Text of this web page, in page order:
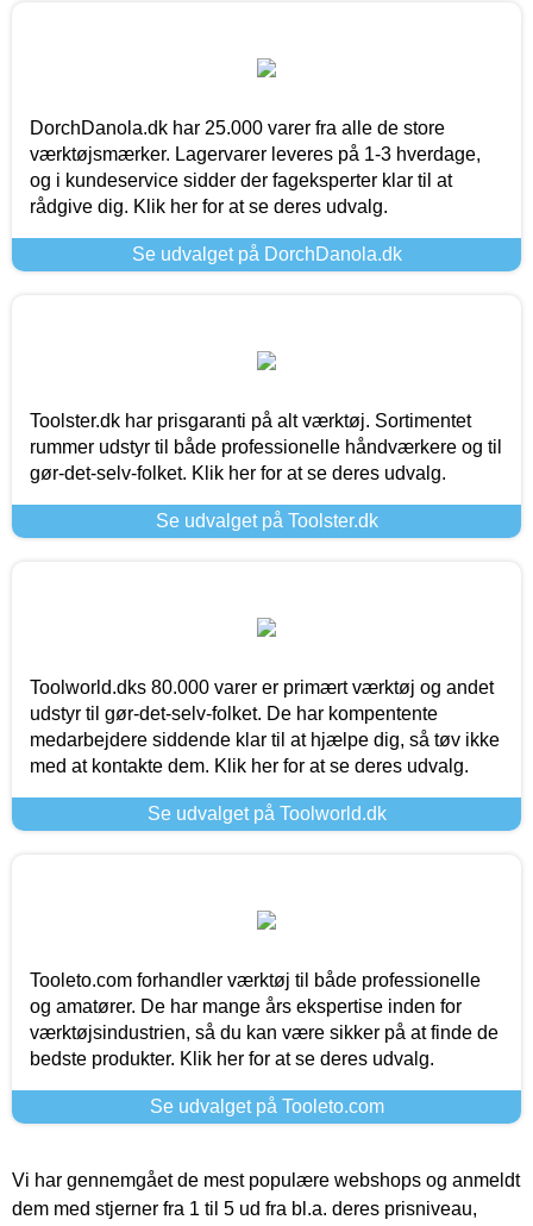
DorchDanola.dk har 25.000 varer fra alle de store
værktøjsmærker. Lagervarer leveres på 1-3 hverdage,
og i kundeservice sidder der fageksperter klar til at
rådgive dig. Klik her for at se deres udvalg.
Se udvalget på DorchDanola.dk
Toolster.dk har prisgaranti på alt værktøj. Sortimentet
rummer udstyr til både professionelle håndværkere og til
gør-det-selv-folket. Klik her for at se deres udvalg.
Se udvalget på Toolster.dk
Toolworld.dks 80.000 varer er primært værktøj og andet
udstyr til gør-det-selv-folket. De har kompentente
medarbejdere siddende klar til at hjælpe dig, så tøv ikke
med at kontakte dem. Klik her for at se deres udvalg.
Se udvalget på Toolworld.dk
Tooleto.com forhandler værktøj til både professionelle
og amatører. De har mange års ekspertise inden for
værktøjsindustrien, så du kan være sikker på at finde de
bedste produkter. Klik her for at se deres udvalg.
Se udvalget på Tooleto.com
Vi har gennemgået de mest populære webshops og anmeldt
dem med stjerner fra 1 til 5 ud fra bl.a. deres prisniveau,